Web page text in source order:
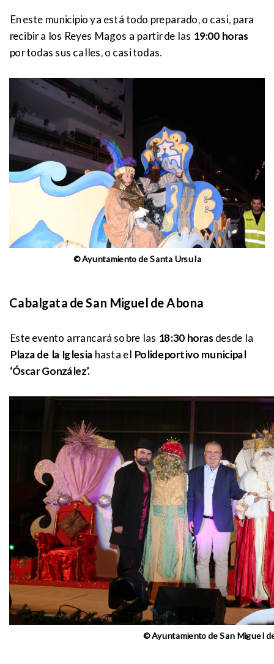
En este municipio ya está todo preparado, o casi, para
recibir a los Reyes Magos a partir de las 19:00 horas
por todas sus calles, o casi todas.
© Ayuntamiento de Santa Úrsula
Cabalgata de San Miguel de Abona
Este evento arrancará sobre las 18:30 horasdesde la
Plaza de la Iglesia hasta el Polideportivo municipal
‘Óscar González’.
© Ayuntamiento de San Miguel